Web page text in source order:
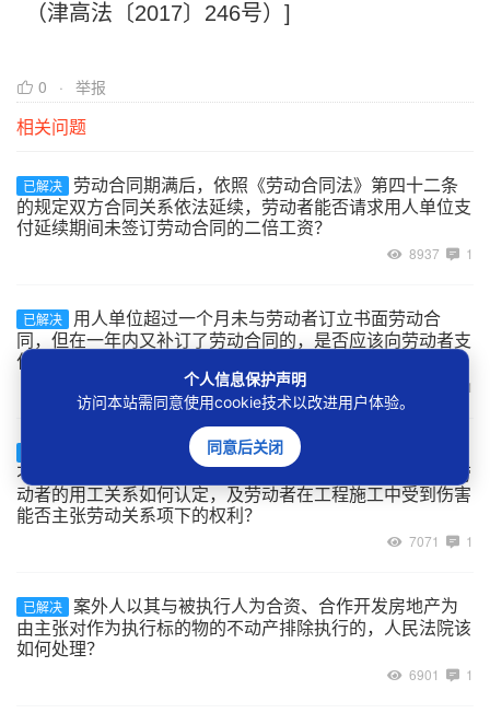
（津高法〔2017〕246号）]
0 举报
相关问题
已解决
劳动合同期满后，依照《劳动合同法》第四十二条
的规定双方合同关系依法延续，劳动者能否请求用人单位支
付延续期间未签订劳动合同的二倍工资？
8937 1
已解决
用人单位超过一个月未与劳动者订立书面劳动合
同，但在一年内又补订了劳动合同的，是否应该向劳动者支
付二倍工资？
1
建设工程的承包单位将工程非法转包、违法分包给
不具备用工主体资格的实际施工人，实际施工人自行招用劳
动者的用工关系如何认定，及劳动者在工程施工中受到伤害
能否主张劳动关系项下的权利？
7071 1
已解决 案外人以其与被执行人为合资、合作开发房地产为
由主张对作为执行标的物的不动产排除执行的，人民法院该
如何处理？
6901 1
个人信息保护声明
访问本站需同意使用cookie技术以改进用户体验。
同意后关闭